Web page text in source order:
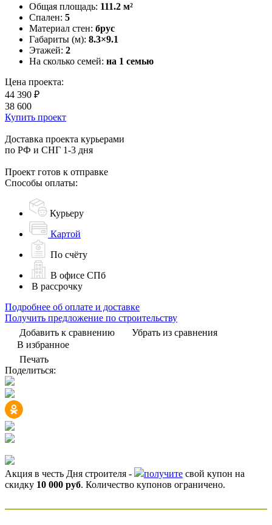
Общая площадь: 111.2 м²
Спален: 5
Материал стен: брус
Габариты (м): 8.3×9.1
Этажей: 2
На сколько семей: на 1 семью
Цена проекта:
44 390 ₽
38 600
Купить проект
Доставка проекта курьерами
по РФ и СНГ 1-3 дня
Проект готов к отправке
Способы оплаты:
Курьеру
Картой
По счёту
В офисе СПб
В рассрочку
Подробнее об оплате и доставке
Получить предложение по строительству
Добавить к сравнению
Убрать из сравнения
В избранное
Печать
Поделиться:
Акция в честь Дня строителя - получите свой купон на
скидку 10 000 руб. Количество купонов ограничено.